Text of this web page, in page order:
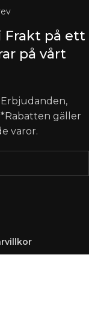
Frakt på ett
på vårt
gäller
varor.